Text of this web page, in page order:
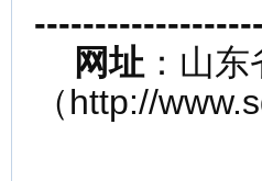
网址 ：山
（http://